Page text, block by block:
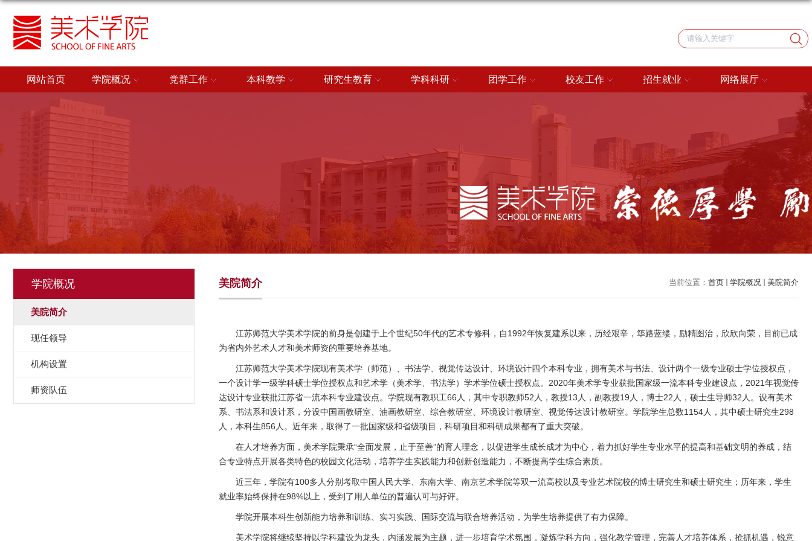
网站首页 学院概况 党群工作 本科教学 研究生教育 学科科研 团学工作 校友工作 招生就业 网络展厅
学院概况
美院简介
现任领导
机构设置
师资队伍
当前位置： 首页 学院概况 美院简介
美院简介
江苏师范大学美术学院的前身是创建于上个世纪50年代的艺术专修科，自1992年恢复建系以来，历经艰辛，筚路蓝缕，励精图治，欣欣向荣，目前已成
为省内外艺术人才和美术师资的重要培养基地。
江苏师范大学美术学院现有美术学（师范）、书法学、视觉传达设计、环境设计四个本科专业，拥有美术与书法、设计两个一级专业硕士学位授权点，
一个设计学一级学科硕士学位授权点和艺术学（美术学、书法学）学术学位硕士授权点。2020年美术学专业获批国家级一流本科专业建设点，2021年视觉传
达设计专业获批江苏省一流本科专业建设点。学院现有教职工66人，其中专职教师52人，教授13人，副教授19人，博士22人，硕士生导师32人。设有美术
系、书法系和设计系，分设中国画教研室、油画教研室、综合教研室、环境设计教研室、视觉传达设计教研室。学院学生总数1154人，其中硕士研究生298
人，本科生856人。近年来，取得了一批国家级和省级项目，科研项目和科研成果都有了重大突破。
在人才培养方面，美术学院秉承“全面发展，止于至善”的育人理念，以促进学生成长成才为中心，着力抓好学生专业水平的提高和基础文明的养成，结
合专业特点开展各类特色的校园文化活动，培养学生实践能力和创新创造能力，不断提高学生综合素质。
近三年，学院有100多人分别考取中国人民大学、东南大学、南京艺术学院等双一流高校以及专业艺术院校的博士研究生和硕士研究生；历年来，学生
就业率始终保持在98%以上，受到了用人单位的普遍认可与好评。
学院开展本科生创新能力培养和训练、实习实践、国际交流与联合培养活动，为学生培养提供了有力保障。
美术学院将继续坚持以学科建设为龙头，内涵发展为主题，进一步培育学术氛围，凝炼学科方向，强化教学管理，完善人才培养体系，抢抓机遇，锐意